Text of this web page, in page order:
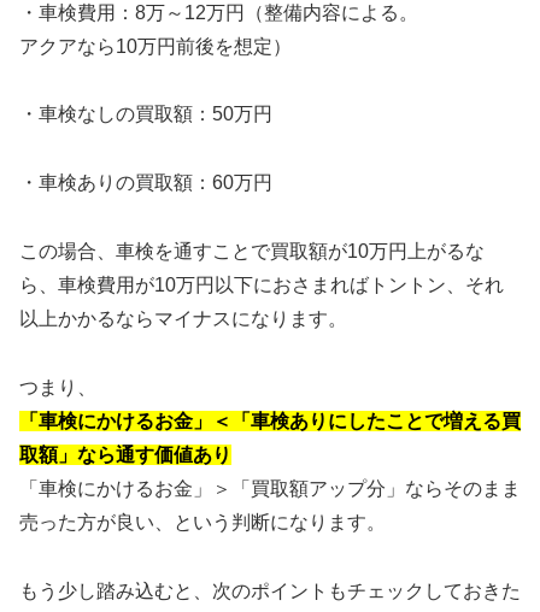
・車検費用：8万～12万円（整備内容による。
アクアなら10万円前後を想定）
・車検なしの買取額：50万円
・車検ありの買取額：60万円
この場合、車検を通すことで買取額が10万円上がるな
ら、車検費用が10万円以下におさまればトントン、それ
以上かかるならマイナスになります。
つまり、
「車検にかけるお金」＜「車検ありにしたことで増える買
取額」なら通す価値あり
「車検にかけるお金」＞「買取額アップ分」ならそのまま
売った方が良い、という判断になります。
もう少し踏み込むと、次のポイントもチェックしておきた